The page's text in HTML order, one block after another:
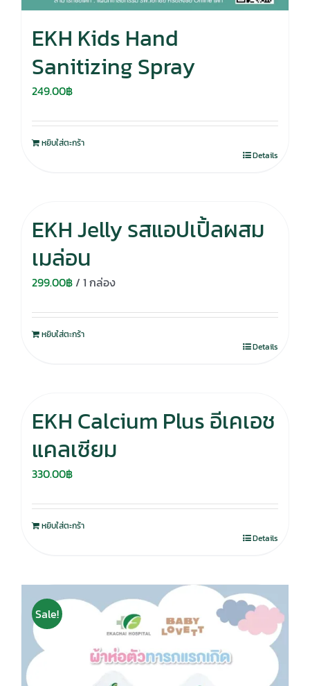
EKH Kids Hand
Sanitizing Spray
249.00฿
หยิบใส่ตะกร้า
Details
EKH Jelly รสแอปเปิ้ลผสม
เมล่อน
299.00฿/ 1 กล่อง
หยิบใส่ตะกร้า
Details
EKH Calcium Plus อีเคเอช
แคลเซียม
330.00฿
หยิบใส่ตะกร้า
Details
Sale!